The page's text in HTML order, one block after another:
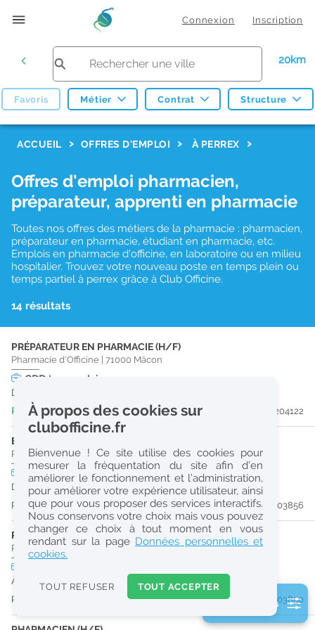
Connexion Inscription
20km
Favoris Métier Contrat Structure
Réinitialiser
2
0
k
Consulter les offres de la France d'outre-mer
ACCUEIL OFFRES D'EMPLOI À PERREX
Offres d'emploi pharmacien,
préparateur, apprenti en pharmacie
Toutes nos offres des métiers de la pharmacie : pharmacien,
préparateur en pharmacie, étudiant en pharmacie, etc.
Emplois en pharmacie d'officine, en laboratoire ou en milieu
hospitalier. Trouvez votre nouveau poste en temps plein ou
temps partiel à perrex grâce à Club Officine.
14 résultats
PRÉPARATEUR EN PHARMACIE (H/F)
Pharmacie d'Officine 71000 Mâcon
CDD temps plein
Du 30/10/26 au 29/08/27
Publiée il y a 4 jour(s)
#204122
ETUDIANT EN PHARMACIE (H/F)
Pharmacie d'Officine|01750 Replonges
temps partiel
Dès que possible
Publiée il y a 8 jour(s)
#203856
PRÉPARATEUR EN PHARMACIE (H/F)
Pharmacie d'Officine 01750 Replonges
À partir du 30/08/26
Publiée il y a 8 jour(s)
#203850
2 filtre(s) actifs
À propos des cookies sur
clubofficine.fr
Bienvenue ! Ce site utilise des cookies pour
mesurer la fréquentation du site afin d’en
améliorer le fonctionnement et l’administration,
pour améliorer votre expérience utilisateur, ainsi
que pour vous proposer des services interactifs.
Nous conservons votre choix mais vous pouvez
changer ce choix à tout moment en vous
rendant sur la page Données personnelles et
cookies.
TOUT REFUSER TOUT ACCEPTER